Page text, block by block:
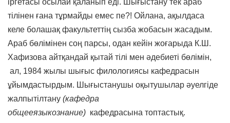
тілінен ғана тұрмайды емес пе?! Ойлана, ақылдаса
келе болашақ факультеттің сызба жобасын жасадым.
Араб бөлімінен соң парсы, одан кейін жоғарыда К.Ш.
Хафизова айтқандай қытай тілі мен әдебиеті бөлімін,
ал, 1984 жылы шығыс филологиясы кафедрасын
ұйымдастырдым. Шығыстанушы оқытушылар әуелгіде
жалпытілтану (кафедра
общееязыкознание) кафедрасына топтастық.